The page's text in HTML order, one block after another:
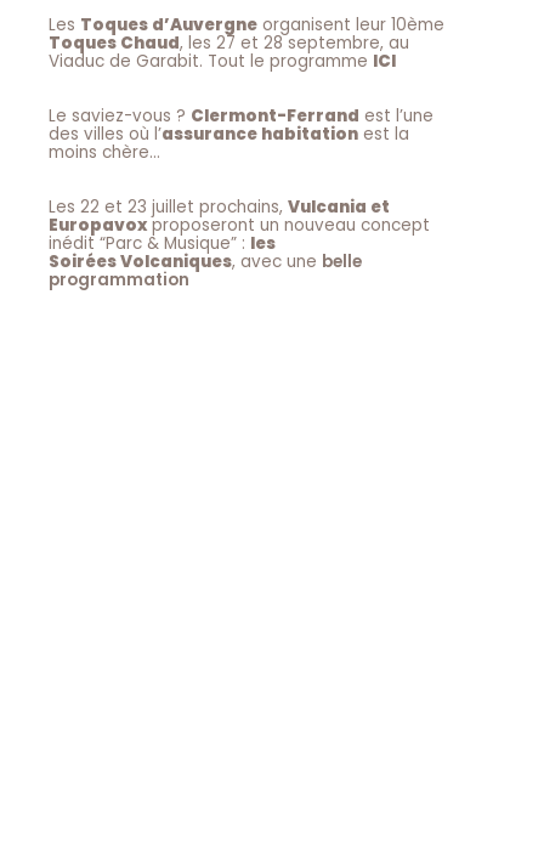
Les Toques d’Auvergne organisent leur 10ème
Toques Chaud, les 27 et 28 septembre, au
Viaduc de Garabit. Tout le programme ICI
Le saviez-vous ? Clermont-Ferrand est l’une
des villes où l’assurance habitation est la
moins chère…
Les 22 et 23 juillet prochains, Vulcania et
Europavox proposeront un nouveau concept
inédit “Parc & Musique” : les
Soirées Volcaniques, avec une belle
programmation